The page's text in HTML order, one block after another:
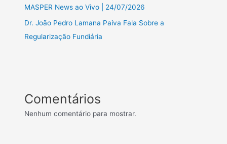
MASPER News ao Vivo | 24/07/2026
Dr. João Pedro Lamana Paiva Fala Sobre a
Regularização Fundiária
Comentários
Nenhum comentário para mostrar.